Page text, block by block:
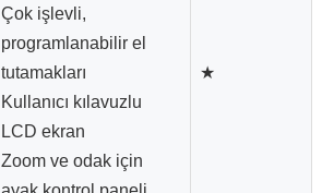
Çok işlevli,
programlanabilir el
tutamakları
Kullanıcı kılavuzlu
LCD ekran
Zoom ve odak için
★